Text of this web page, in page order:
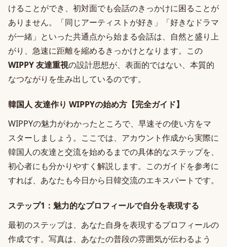
けることができ、初対面でも会話のきっかけに困ることが
ありません。「同じアーティストが好き」「好きなドラマ
が一緒」といった共通点から始まる会話は、自然と盛り上
がり、急速に距離を縮めるきっかけとなります。この
WIPPY 友達重視の設計思想が、表面的ではない、本質的
なつながりを生み出しているのです。
韓国人 友達作り WIPPYの始め方【完全ガイド】
WIPPYの魅力がわかったところで、早速その使い方をマ
スターしましょう。ここでは、アカウント作成から実際に
韓国人の友達と交流を始めるまでの具体的なステップを、
初心者にも分かりやすく解説します。このガイドを参考に
すれば、あなたも今日から日韓交流のエキスパートです。
ステップ1：魅力的なプロフィールで自分を表現する
最初のステップは、あなた自身を表現するプロフィールの
作成です。写真は、あなたの普段の雰囲気が伝わるよう